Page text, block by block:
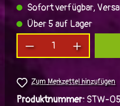
Sofort verfügbar,
Über 5 auf Lager
Produkt Anzahl:
Zum Merkzettel hinzufügen
Produktnummer: STW-